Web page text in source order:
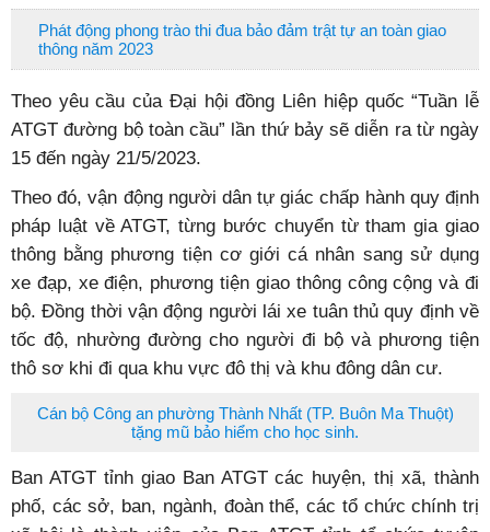
Phát động phong trào thi đua bảo đảm trật tự an toàn giao
thông năm 2023
Theo yêu cầu của Đại hội đồng Liên hiệp quốc “Tuần lễ
ATGT đường bộ toàn cầu” lần thứ bảy sẽ diễn ra từ ngày
15 đến ngày 21/5/2023.
Theo đó, vận động người dân tự giác chấp hành quy định
pháp luật về ATGT, từng bước chuyển từ tham gia giao
thông bằng phương tiện cơ giới cá nhân sang sử dụng
xe đạp, xe điện, phương tiện giao thông công cộng và đi
bộ. Đồng thời vận động người lái xe tuân thủ quy định về
tốc độ, nhường đường cho người đi bộ và phương tiện
thô sơ khi đi qua khu vực đô thị và khu đông dân cư.
Cán bộ Công an phường Thành Nhất (TP. Buôn Ma Thuột)
tặng mũ bảo hiểm cho học sinh.
Ban ATGT tỉnh giao Ban ATGT các huyện, thị xã, thành
phố, các sở, ban, ngành, đoàn thể, các tổ chức chính trị